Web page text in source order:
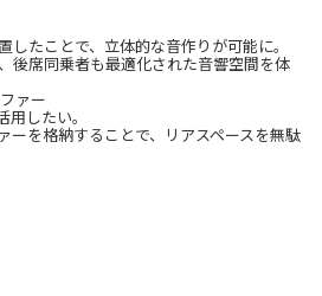
たことで、立体的な音作りが可能に。
席同乗者も最適化された音響空間を体
ァー
したい。
を格納することで、リアスペースを無駄